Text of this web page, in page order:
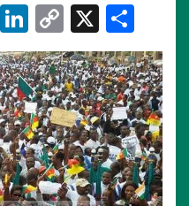
W Li
n
ke
dI
n
C
o
py
Li
n
k
X
ar
ta
g
er